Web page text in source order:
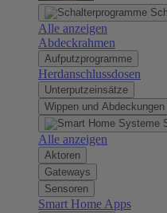
Alle anzeigen
Abdeckrahmen
Aufputzprogramme
Herdanschlussdosen
Unterputzeinsätze
Wippen und Abdeckungen
Alle anzeigen
Aktoren
Gateways
Sensoren
Smart Home Apps